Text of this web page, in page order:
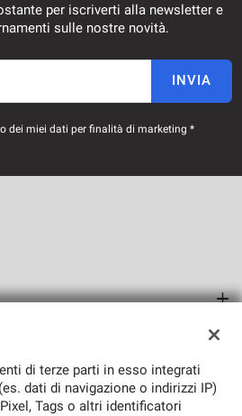
per iscriverti alla newsletter e
sulle nostre novità.
INVIA
dei miei dati per finalità di marketing *
di terze parti in esso integrati
dati di navigazione o indirizzi IP)
Tags o altri identificatori